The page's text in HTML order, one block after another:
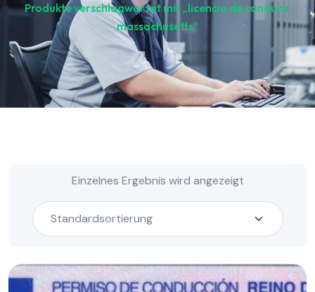
Produkte verschlagwortet mit „licencia de conducir
massachusetts“
Einzelnes Ergebnis wird angezeigt